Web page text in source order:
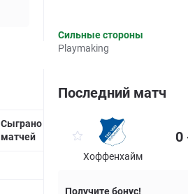
Сильные стороны
Playmaking
Сыграно
матчей
Рейтинг
Последний матч
Хоффенхайм
0
Получите бонус!